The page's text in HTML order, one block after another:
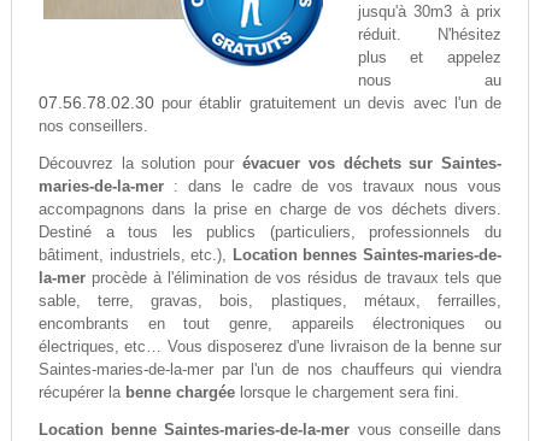
jusqu'à 30m3 à prix
réduit. N'hésitez
plus et appelez
nous au
07.56.78.02.30pour établir gratuitement un devis avec l'un de
nos conseillers.
Découvrez la solution pour évacuer vos déchets sur Saintes-
maries-de-la-mer: dans le cadre de vos travaux nous vous
accompagnons dans la prise en charge de vos déchets divers.
Destiné a tous les publics (particuliers, professionnels du
bâtiment, industriels, etc.), Location bennes Saintes-maries-de-
la-merprocède à l'élimination de vos résidus de travaux tels que
sable, terre, gravas, bois, plastiques, métaux, ferrailles,
encombrants en tout genre, appareils électroniques ou
électriques, etc… Vous disposerez d'une livraison de la benne sur
Saintes-maries-de-la-mer par l'un de nos chauffeurs qui viendra
récupérer la benne chargéelorsque le chargement sera fini.
Location benne Saintes-maries-de-la-mer vous conseille dans